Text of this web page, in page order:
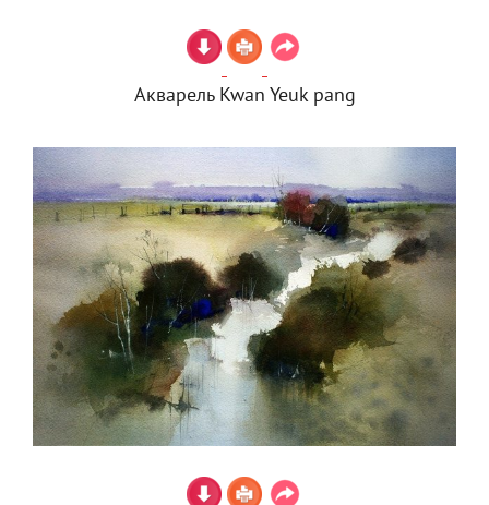
Акварель Kwan Yeuk pang